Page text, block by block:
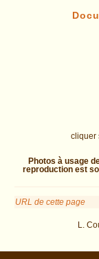
cliquer
Photos à usage
reproduction est
URL de cette page
L.